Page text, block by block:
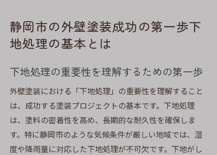
静岡市での耐久性に優れた下地処理技術と
は
長持ちする外壁塗装へのアプローチ
静岡市での下地処理の進化と技術革新
下地処理がもたらす経済的なメリット
静岡市での持続可能な下地処理技術
静岡市の気候に最適な外壁下地処理とその工程
静岡市の気候に合った下地処理の選定方法
静岡市の外壁塗装成功の第一歩下
地処理の基本とは
下地処理の重要性を理解するための第一歩
外壁塗装における「下地処理」の重要性を理解すること
は、成功する塗装プロジェクトの基本です。下地処理
は、塗料の密着性を高め、長期的な耐久性を確保しま
す。特に静岡市のような気候条件が厳しい地域では、湿
度や降雨量に対応した下地処理が不可欠です。下地がし